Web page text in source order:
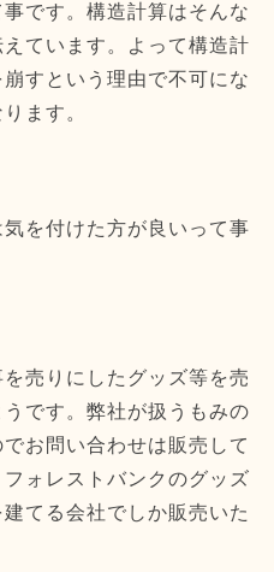
です。構造計算はそんな
ています。よって構造計
すという理由で不可にな
ます。
を付けた方が良いって事
売りにしたグッズ等を売
です。弊社が扱うもみの
お問い合わせは販売して
ォレストバンクのグッズ
てる会社でしか販売いた